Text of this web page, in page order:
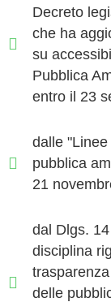
Decreto
che ha
su
Pubblica
entro il 23
dalle
pubblica
21
dal Dlgs.
disciplina
delle